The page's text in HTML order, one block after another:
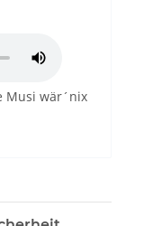
Musi wär´nix